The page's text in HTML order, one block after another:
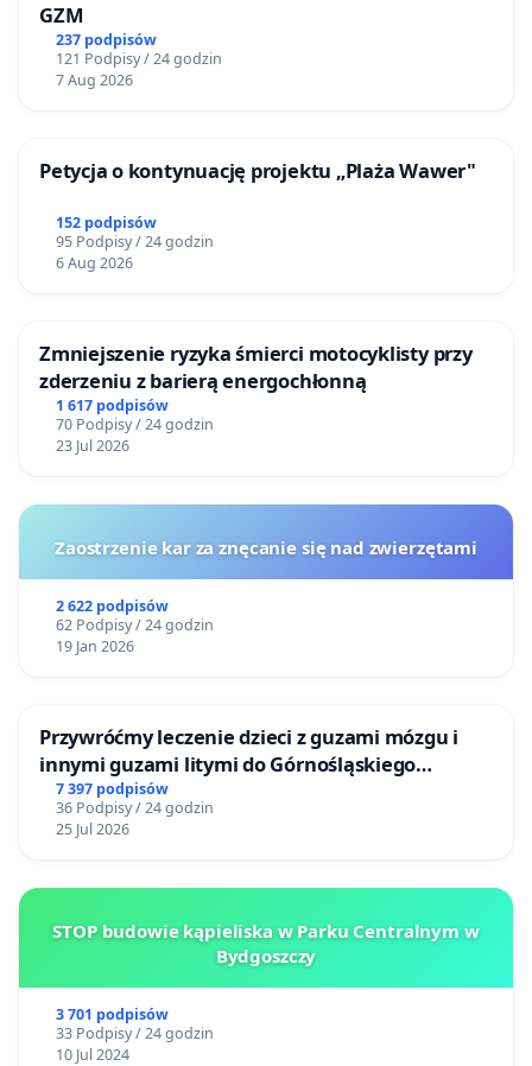
GZM
237 podpisów
121 Podpisy / 24 godzin
7 Aug 2026
Petycja o kontynuację projektu „Plaża Wawer"
152 podpisów
95 Podpisy / 24 godzin
6 Aug 2026
Zmniejszenie ryzyka śmierci motocyklisty przy
zderzeniu z barierą energochłonną
1 617 podpisów
70 Podpisy / 24 godzin
23 Jul 2026
Zaostrzenie kar za znęcanie się nad zwierzętami
2 622 podpisów
62 Podpisy / 24 godzin
19 Jan 2026
Przywróćmy leczenie dzieci z guzami mózgu i
innymi guzami litymi do Górnośląskiego
Centrum Zdrowia Dziecka w Katowicach
7 397 podpisów
36 Podpisy / 24 godzin
25 Jul 2026
STOP budowie kąpieliska w Parku Centralnym w
Bydgoszczy
3 701 podpisów
33 Podpisy / 24 godzin
10 Jul 2024